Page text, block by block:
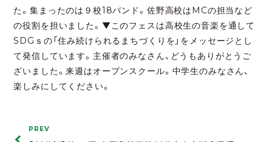
た。集まったのは９校18バンド。佐野高校はMCの担当など
の役割を担いました。▼このフェスは高校生の音楽を通して
SDGｓの「住み続けられるまちづくりを」をメッセージとし
て発信しています。主催者のみなさん、どうもありがとうご
ざいました。来週はオープンスクール。中学生のみなさん、
楽しみにしてください。
PREV